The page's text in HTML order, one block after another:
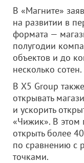
В «Магните»
на развитии в
формата —
полугодии
объектов и до
несколько сотен.
В X5 Group
открывать
и ускорить
«Чижик». В этом
открыть более
по сравнению с
точками.